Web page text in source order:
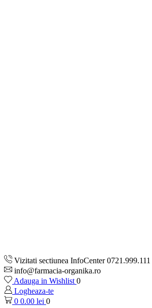
Vizitati sectiunea InfoCenter 0721.999.111
info@farmacia-organika.ro
Adauga in Wishlist 0
Logheaza-te
0 0.00 lei 0